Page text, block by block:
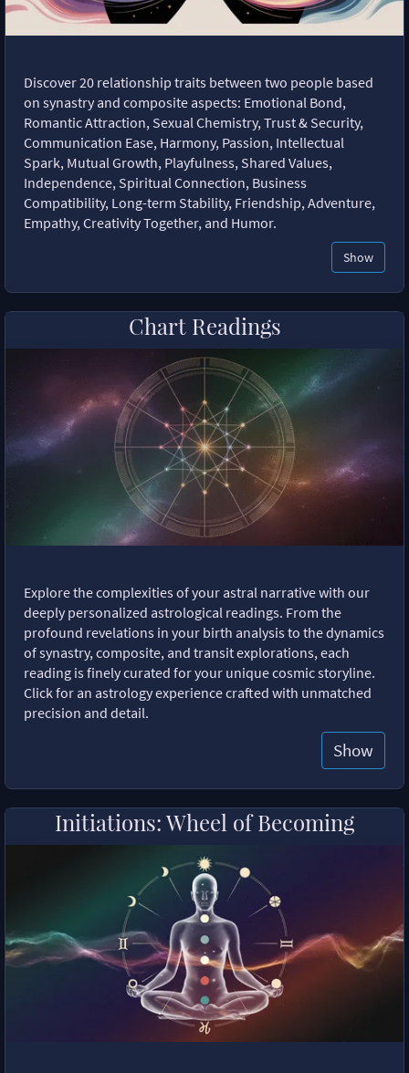
Discover 20 relationship traits between two people based
on synastry and composite aspects: Emotional Bond,
Romantic Attraction, Sexual Chemistry, Trust & Security,
Communication Ease, Harmony, Passion, Intellectual
Spark, Mutual Growth, Playfulness, Shared Values,
Independence, Spiritual Connection, Business
Compatibility, Long-term Stability, Friendship, Adventure,
Empathy, Creativity Together, and Humor.
Show
Chart Readings
Explore the complexities of your astral narrative with our
deeply personalized astrological readings. From the
profound revelations in your birth analysis to the dynamics
of synastry, composite, and transit explorations, each
reading is finely curated for your unique cosmic storyline.
Click for an astrology experience crafted with unmatched
precision and detail.
Show
Initiations: Wheel of Becoming